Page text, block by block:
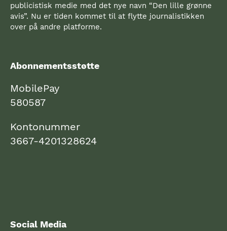
publicistisk medie med det nye navn “Den lille grønne
avis”. Nu er tiden kommet til at flytte journalistikken
over på andre platforme.
Abonnementsstøtte
MobilePay
580587
Kontonummer
3667-4201328624
Social Media